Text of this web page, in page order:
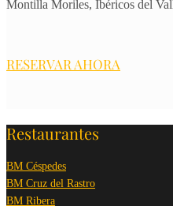
Montilla Moriles, Ibéricos del
RESERVAR AHORA
Restaurantes
BM Céspedes
BM Cruz del Rastro
BM Ribera